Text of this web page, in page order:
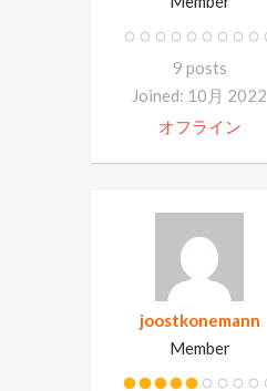
9 posts
Joined: 10月 2022
オフライン
joostkonemann
Member